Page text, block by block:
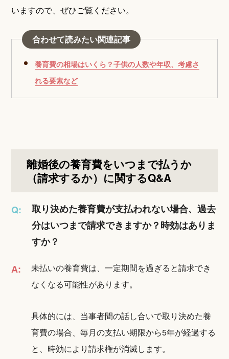
いますので、ぜひご覧ください。
合わせて読みたい関連記事
養育費の相場はいくら？子供の人数や年収、考慮さ
れる要素など
離婚後の養育費をいつまで払うか
（請求するか）に関するQ&A
Q:
取り決めた養育費が支払われない場合、過去
分はいつまで請求できますか？時効はありま
すか？
A:
未払いの養育費は、一定期間を過ぎると請求でき
なくなる可能性があります。
具体的には、当事者間の話し合いで取り決めた養
育費の場合、毎月の支払い期限から5年が経過する
と、時効により請求権が消滅します。